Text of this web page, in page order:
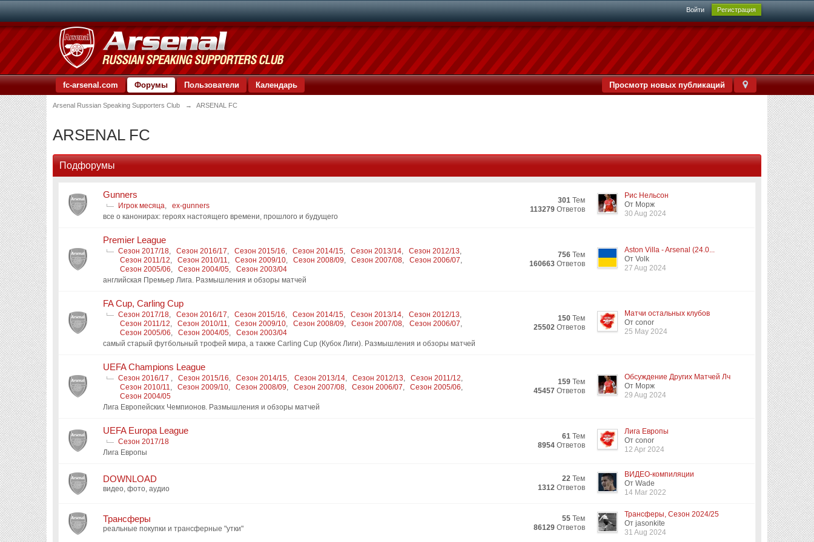
Войти Регистрация
Просмотр новых публикаций
fc-arsenal.com Форумы Пользователи Календарь
Arsenal Russian Speaking Supporters Club → ARSENAL FC
ARSENAL FC
Подфорумы
Gunners
Игрок месяца,
ex-gunners
все о канонирах: героях настоящего времени, прошлого и будущего
301 Тем
113279 Ответов
Рис Нельсон
От Морж
30 Aug 2024
Premier League
Сезон 2017/18, Сезон 2016/17, Сезон 2015/16, Сезон 2014/15, Сезон 2013/14, Сезон 2012/13,
Сезон 2011/12, Сезон 2010/11, Сезон 2009/10, Сезон 2008/09, Сезон 2007/08, Сезон 2006/07,
Сезон 2005/06, Сезон 2004/05,
Сезон 2003/04
английская Премьер Лига. Размышления и обзоры матчей
756 Тем
160663 Ответов
Aston Villa - Arsenal (24.0...
От Volk
27 Aug 2024
FA Cup, Carling Cup
Сезон 2017/18, Сезон 2016/17, Сезон 2015/16, Сезон 2014/15, Сезон 2013/14, Сезон 2012/13,
Сезон 2011/12, Сезон 2010/11, Сезон 2009/10, Сезон 2008/09, Сезон 2007/08, Сезон 2006/07,
Сезон 2005/06, Сезон 2004/05,
Сезон 2003/04
самый старый футбольный трофей мира, а также Carling Cup (Кубок Лиги). Размышления и обзоры матчей
150 Тем
25502 Ответов
Матчи остальных клубов
От conor
25 May 2024
UEFA Champions League
Сезон 2016/17 , Сезон 2015/16, Сезон 2014/15, Сезон 2013/14, Сезон 2012/13, Сезон 2011/12,
Сезон 2010/11, Сезон 2009/10, Сезон 2008/09, Сезон 2007/08, Сезон 2006/07, Сезон 2005/06,
Сезон 2004/05
Лига Европейских Чемпионов. Размышления и обзоры матчей
159 Тем
45457 Ответов
Обсуждение Других Матчей Лч
От Морж
29 Aug 2024
UEFA Europa League
Сезон 2017/18
Лига Европы
61 Тем
8954 Ответов
Лига Европы
От conor
12 Apr 2024
DOWNLOAD
видео, фото, аудио
22 Тем
1312 Ответов
ВИДЕО-компиляции
От Wade
14 Mar 2022
Трансферы
реальные покупки и трансферные "утки"
55 Тем
86129 Ответов
Трансферы, Сезон 2024/25
От jasonkite
31 Aug 2024